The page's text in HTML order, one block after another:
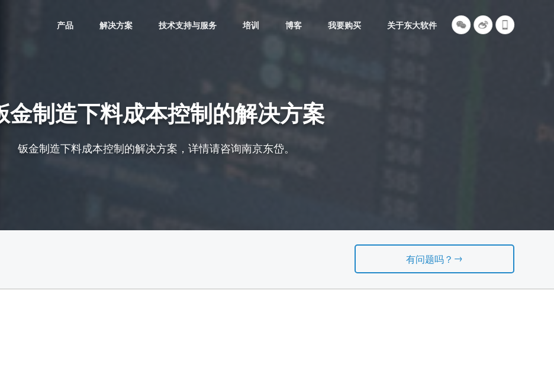
产品 解决方案 技术支持与服务 培训 博客 我要购买 关于东大软件
金制造下料成本控制的解决方案
钣金制造下料成本控制的解决方案，详情请咨询南京东岱。
有问题吗？ →